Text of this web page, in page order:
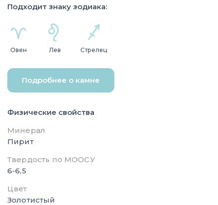
Подходит знаку зодиака:
Овен Лев Стрелец
Подробнее о камне
Физические свойства
Минерал
Пирит
Твердость по МООСУ
6-6,5
Цвет
Золотистый